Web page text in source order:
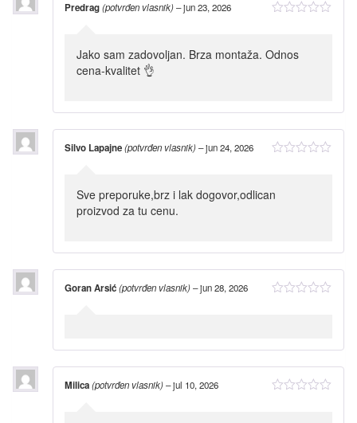
Predrag(potvrđen vlasnik)–jun 23, 2026
Jako sam zadovoljan. Brza montaža. Odnos
cena-kvalitet 👌
Silvo Lapajne(potvrđen vlasnik)–jun 24, 2026
Sve preporuke,brz i lak dogovor,odlican
proizvod za tu cenu.
Goran Arsić(potvrđen vlasnik)–jun 28, 2026
Milica(potvrđen vlasnik)–jul 10, 2026